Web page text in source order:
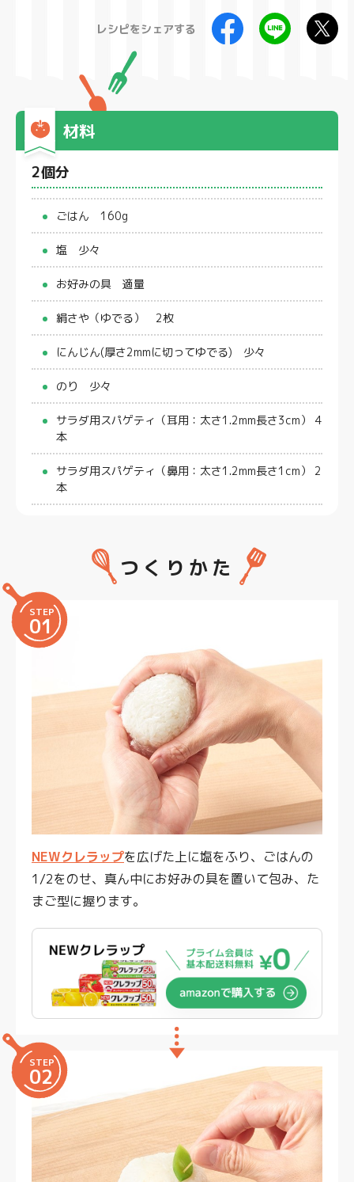
レシピをシェアする
材料
2個分
ごはん 160g
塩 少々
お好みの具 適量
絹さや（ゆでる） 2枚
にんじん(厚さ2mmに切ってゆでる) 少々
のり 少々
サラダ用スパゲティ（耳用：太さ1.2mm長さ3cm） 4
本
サラダ用スパゲティ（鼻用：太さ1.2mm長さ1cm） 2
本
つくりかた
STEP
01
NEWクレラップを広げた上に塩をふり、ごはんの
1/2をのせ、真ん中にお好みの具を置いて包み、た
まご型に握ります。
STEP
02